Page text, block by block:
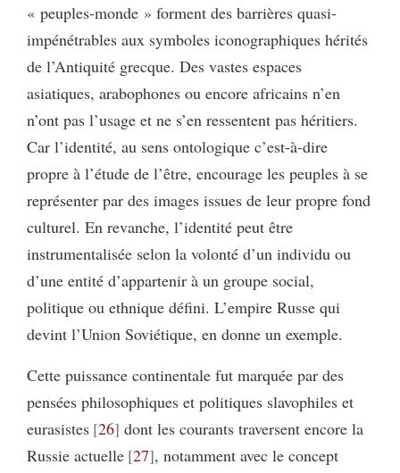
« peuples-monde » forment des barrières quasi-
impénétrables aux symboles iconographiques hérités
de l’Antiquité grecque. Des vastes espaces
asiatiques, arabophones ou encore africains n’en
n’ont pas l’usage et ne s’en ressentent pas héritiers.
Car l’identité, au sens ontologique c’est-à-dire
propre à l’étude de l’être, encourage les peuples à se
représenter par des images issues de leur propre fond
culturel. En revanche, l’identité peut être
instrumentalisée selon la volonté d’un individu ou
d’une entité d’appartenir à un groupe social,
politique ou ethnique défini. L’empire Russe qui
devint l’Union Soviétique, en donne un exemple.
Cette puissance continentale fut marquée par des
pensées philosophiques et politiques slavophiles et
eurasistes 26 dont les courants traversent encore la
Russie actuelle 27 , notamment avec le concept